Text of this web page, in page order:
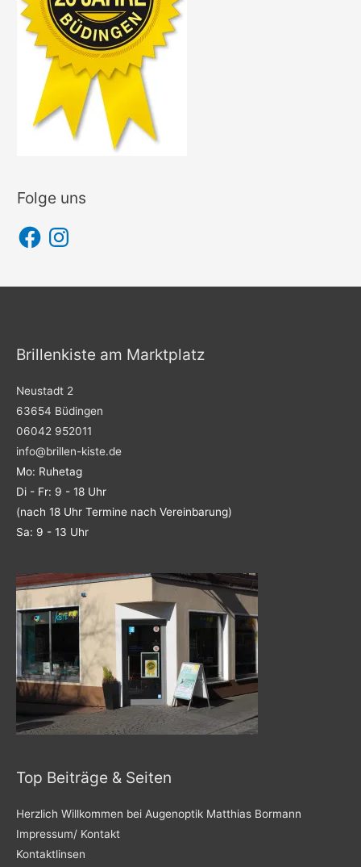
Folge uns
F
a
c
n
s
Brillenkiste am Marktplatz
Neustadt 2
63654 Büdingen
06042 952011
info@brillen-kiste.de
Mo: Ruhetag
Di - Fr: 9 - 18 Uhr
(nach 18 Uhr Termine nach Vereinbarung)
Sa: 9 - 13 Uhr
Top Beiträge & Seiten
Herzlich Willkommen bei Augenoptik Matthias Bormann
Impressum/ Kontakt
Kontaktlinsen